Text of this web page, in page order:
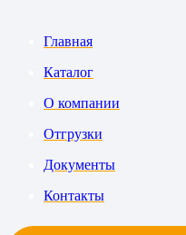
Главная
Каталог
О компании
Отгрузки
Документы
Контакты